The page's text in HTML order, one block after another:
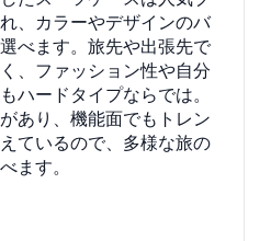
、カラーやデザインのバ
べます。旅先や出張先で
、ファッション性や自分
ハードタイプならでは。
あり、機能面でもトレン
ているので、多様な旅の
ます。